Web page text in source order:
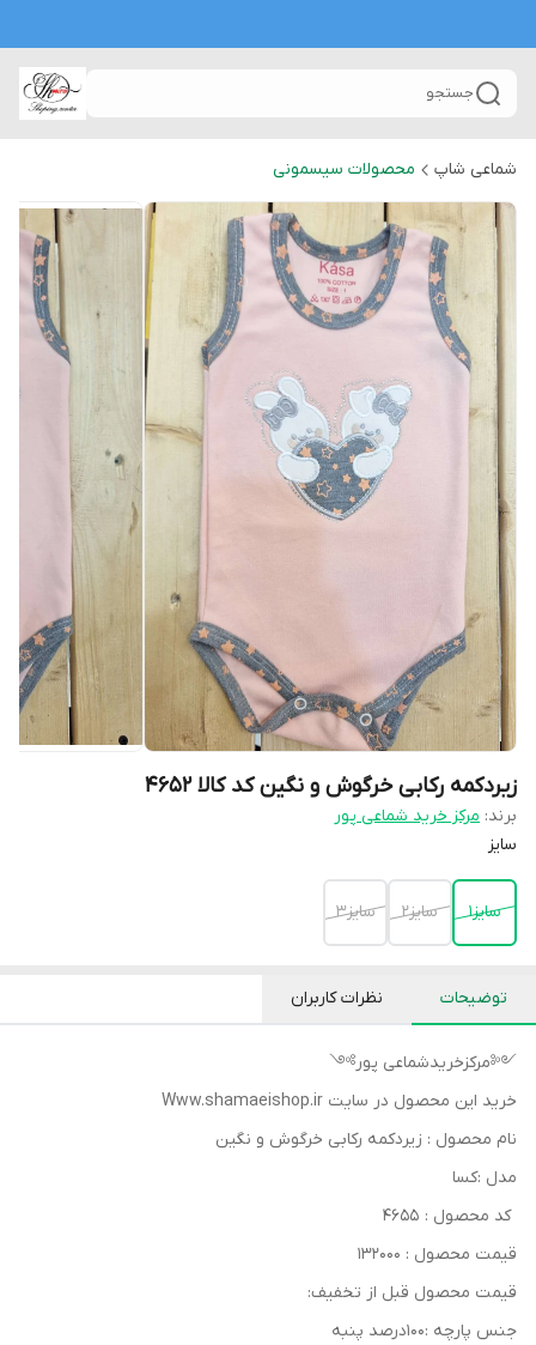
جستجو
شماعی شاپ محصولات سیسمونی
زیردکمه رکابی خرگوش و نگین کد کالا ۴۶۵۲
برند: مرکز خرید شماعی پور
سایز
سایز۱ سایز۲ سایز۳
توضیحات نظرات کاربران
༺مرکزخریدشماعی پور༻
خرید این محصول در سایت Www.shamaeishop.ir
نام محصول : زیردکمه رکابی خرگوش و نگین
مدل :کسا
کد محصول : ۴۶۵۵
قیمت محصول : ۱۳۲۰۰۰
قیمت محصول قبل از تخفیف:
جنس پارچه :۱۰۰درصد پنبه